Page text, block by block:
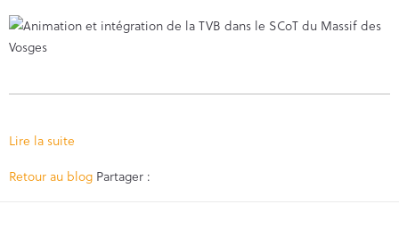
Lire la suite
Retour au blog Partager :